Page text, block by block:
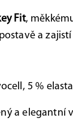
Fit,
a
5 %
a elegantní